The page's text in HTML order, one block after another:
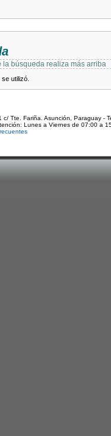
la búsqueda realiza más arriba
utilizó.
c/ Tte. Fariña. Asunción, Paraguay -
Lunes a Viernes de 07:00 a